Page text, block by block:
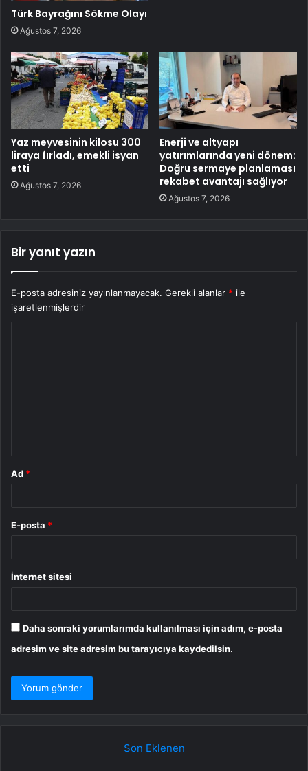
Türk Bayrağını Sökme Olayı
Ağustos 7, 2026
Yaz meyvesinin kilosu 300
liraya fırladı, emekli isyan
etti
Ağustos 7, 2026
Enerji ve altyapı
yatırımlarında yeni dönem:
Doğru sermaye planlaması
rekabet avantajı sağlıyor
Ağustos 7, 2026
Bir yanıt yazın
E-posta adresiniz yayınlanmayacak. Gerekli alanlar * ile
işaretlenmişlerdir
Ad *
E-posta *
İnternet sitesi
Daha sonraki yorumlarımda kullanılması için adım, e-posta
adresim ve site adresim bu tarayıcıya kaydedilsin.
Son Eklenen